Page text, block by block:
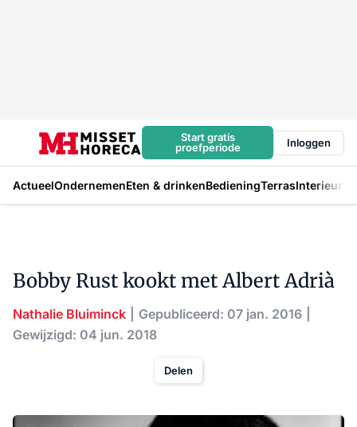
Start gratis
proefperiode
Inloggen
ActueelOndernemenEten & drinkenBedieningTerrasInterieur
Bobby Rust kookt met Albert Adrià
Nathalie Bluiminck
Gepubliceerd: 07 jan. 2016
Gewijzigd: 04 jun. 2018
Delen